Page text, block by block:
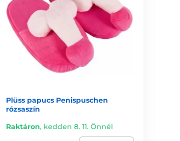
Plüss papucs Penispuschen
rózsaszín
Raktáron, kedden 8. 11. Önnél